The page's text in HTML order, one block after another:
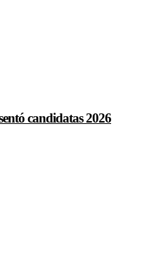
candidatas 2026